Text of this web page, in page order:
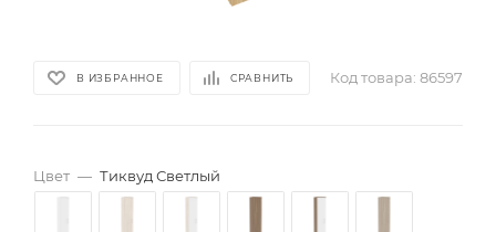
В ИЗБРАННОЕ СРАВНИТЬ Код товара: 86597
Цвет — Тиквуд Светлый